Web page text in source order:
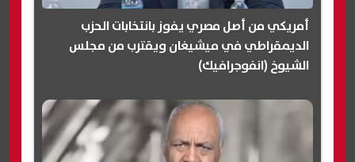
أمريكي من أصل مصري يفوز بانتخابات الحزب
الديمقراطي في ميشيغان ويقترب من مجلس
الشيوخ (انفوجرافيك)